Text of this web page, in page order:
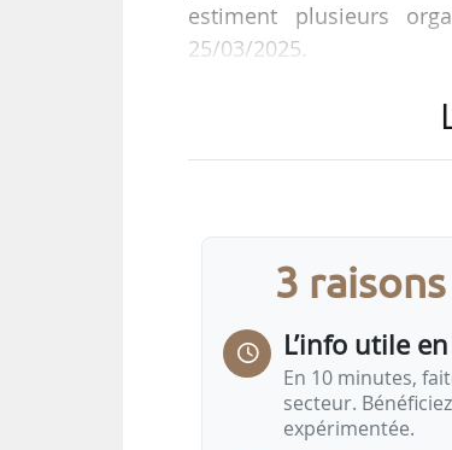
estiment plusieurs
25/03/2025.
En cause, selon elles,
• pour les produits
protection des cultures
« Ces deux…
3
L’info utile
En 10 minutes,
secteur.
expérimentée.